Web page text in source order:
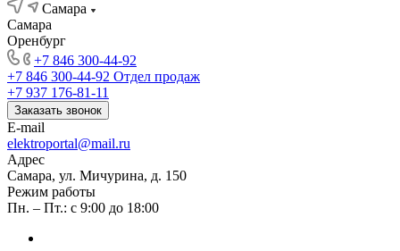
Самара
Самара
Оренбург
+7 846 300-44-92
+7 846 300-44-92 Отдел продаж
+7 937 176-81-11
Заказать звонок
E-mail
elektroportal@mail.ru
Адрес
Самара, ул. Мичурина, д. 150
Режим работы
Пн. – Пт.: с 9:00 до 18:00